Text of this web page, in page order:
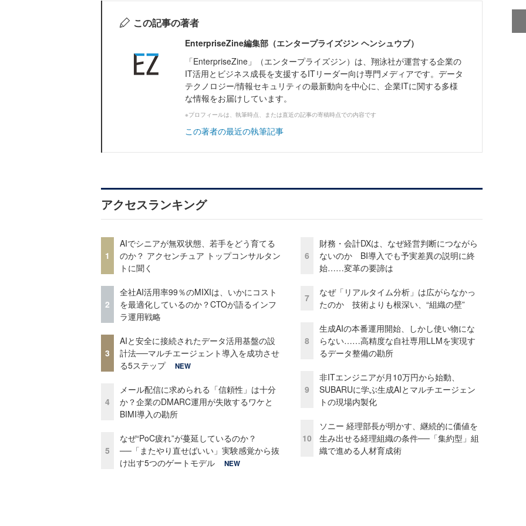
この記事の著者
EnterpriseZine編集部（エンタープライズジン ヘンシュウブ）
「EnterpriseZine」（エンタープライズジン）は、翔泳社が運営する企業の
IT活用とビジネス成長を支援するITリーダー向け専門メディアです。データ
テクノロジー/情報セキュリティの最新動向を中心に、企業ITに関する多様
な情報をお届けしています。
※プロフィールは、執筆時点、または直近の記事の寄稿時点での内容です
この著者の最近の執筆記事
アクセスランキング
1
AIでシニアが無双状態、若手をどう育てる
のか？ アクセンチュア トップコンサルタン
トに聞く
2
全社AI活用率99％のMIXIは、いかにコスト
を最適化しているのか？CTOが語るインフ
ラ運用戦略
3
AIと安全に接続されたデータ活用基盤の設
計法──マルチエージェント導入を成功させ
る5ステップ
NEW
4
メール配信に求められる「信頼性」は十分
か？企業のDMARC運用が失敗するワケと
BIMI導入の勘所
5
なぜ“PoC疲れ”が蔓延しているのか？
──「またやり直せばいい」実験感覚から抜
け出す5つのゲートモデル
NEW
6
財務・会計DXは、なぜ経営判断につながら
ないのか BI導入でも予実差異の説明に終
始……変革の要諦は
7
なぜ「リアルタイム分析」は広がらなかっ
たのか 技術よりも根深い、“組織の壁”
8
生成AIの本番運用開始、しかし使い物にな
らない……高精度な自社専用LLMを実現す
るデータ整備の勘所
9
非ITエンジニアが月10万円から始動、
SUBARUに学ぶ生成AIとマルチエージェン
トの現場内製化
10
ソニー 経理部長が明かす、継続的に価値を
生み出せる経理組織の条件──「集約型」組
織で進める人材育成術